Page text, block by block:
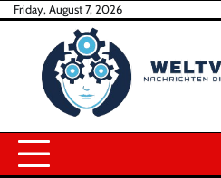
SkipFriday, August 7, 2026